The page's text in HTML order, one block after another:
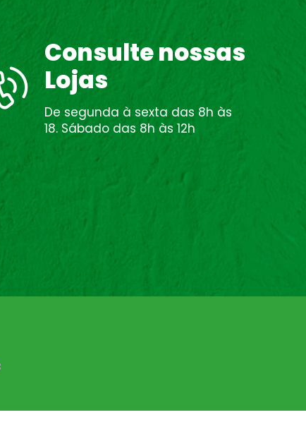
Consulte nossas
Lojas
De segunda à sexta das 8h às
18. Sábado das 8h às 12h